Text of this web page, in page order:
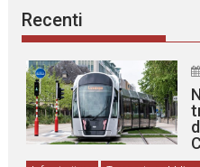
Recenti